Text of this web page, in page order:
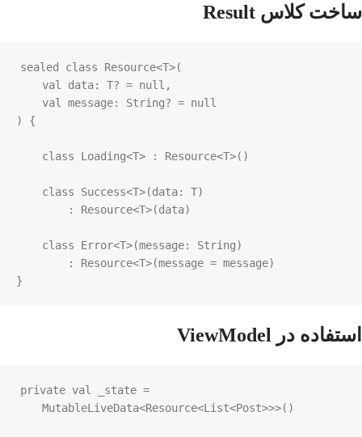
ساخت کلاس Result
sealed class Resource<T>(
val
data: T? = null ,
val
message: String? = null
) {
class Loading<T> : Resource<T>()
class Success<T>(data: T)
        :
Resource<T>(data)
class Error<T>(message: String)
        :
Resource<T>(message = message)
}
استفاده در ViewModel
private val _state =
MutableLiveData<Resource<List<Post>>>()